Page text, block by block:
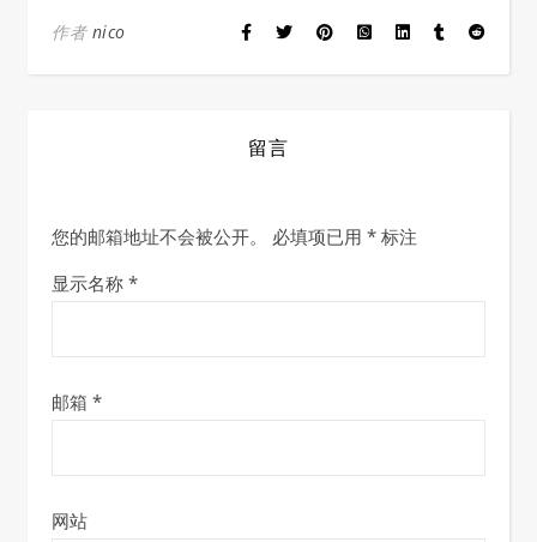
作者 nico
留言
您的邮箱地址不会被公开。 必填项已用 * 标注
显示名称 *
邮箱 *
网站